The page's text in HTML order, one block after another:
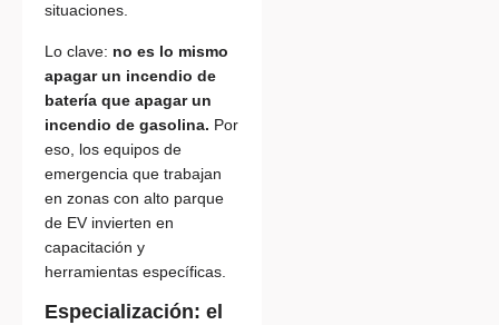
situaciones.
Lo clave: no es lo mismo
apagar un incendio de
batería que apagar un
incendio de gasolina. Por
eso, los equipos de
emergencia que trabajan
en zonas con alto parque
de EV invierten en
capacitación y
herramientas específicas.
Especialización: el